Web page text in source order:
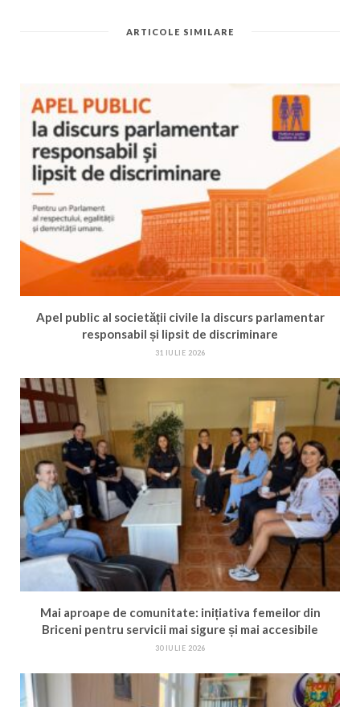
ARTICOLE SIMILARE
Apel public al societății civile la discurs parlamentar
responsabil și lipsit de discriminare
31 IULIE 2026
Mai aproape de comunitate: inițiativa femeilor din
Briceni pentru servicii mai sigure și mai accesibile
30 IULIE 2026